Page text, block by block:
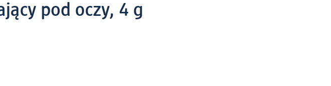
pod oczy, 4 g